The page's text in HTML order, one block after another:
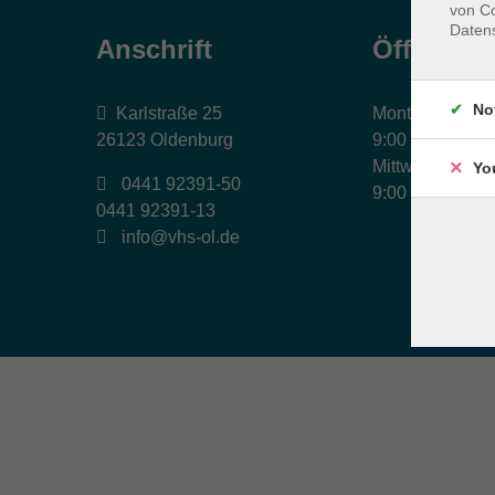
Anschrift
Karlstraße 25
26123 Oldenburg
0441 92391-50
0441 92391-13
info@vhs-ol.de
Montag,
9:00 bis 17:00
Mittwoch und
9:00 bis 12:30
von